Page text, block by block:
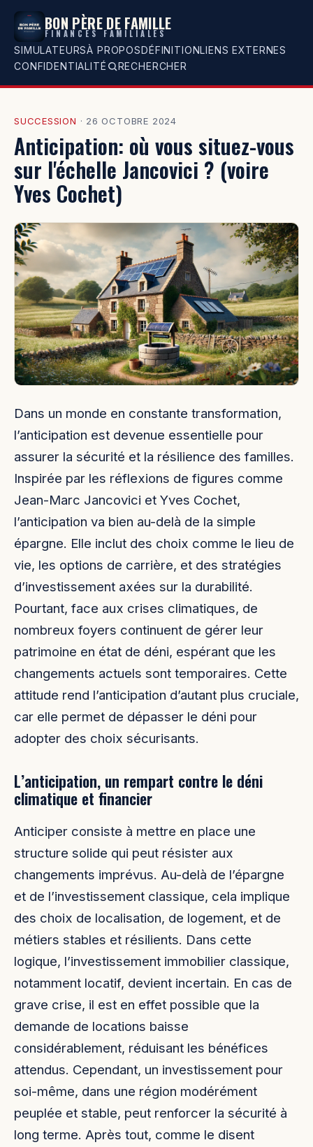
BON PÈRE DE FAMILLE
FINANCES FAMILIALES
SIMULATEURSÀ PROPOSDÉFINITIONLIENS EXTERNES
CONFIDENTIALITÉ
RECHERCHER
SUCCESSION · 26 OCTOBRE 2024
Anticipation: où vous situez-vous
sur l'échelle Jancovici ? (voire
Yves Cochet)
Dans un monde en constante transformation,
l’anticipation est devenue essentielle pour
assurer la sécurité et la résilience des familles.
Inspirée par les réflexions de figures comme
Jean-Marc Jancovici et Yves Cochet,
l’anticipation va bien au-delà de la simple
épargne. Elle inclut des choix comme le lieu de
vie, les options de carrière, et des stratégies
d’investissement axées sur la durabilité.
Pourtant, face aux crises climatiques, de
nombreux foyers continuent de gérer leur
patrimoine en état de déni, espérant que les
changements actuels sont temporaires. Cette
attitude rend l’anticipation d’autant plus cruciale,
car elle permet de dépasser le déni pour
adopter des choix sécurisants.
L’anticipation, un rempart contre le déni
climatique et financier
Anticiper consiste à mettre en place une
structure solide qui peut résister aux
changements imprévus. Au-delà de l’épargne
et de l’investissement classique, cela implique
des choix de localisation, de logement, et de
métiers stables et résilients. Dans cette
logique, l’investissement immobilier classique,
notamment locatif, devient incertain. En cas de
grave crise, il est en effet possible que la
demande de locations baisse
considérablement, réduisant les bénéfices
attendus. Cependant, un investissement pour
soi-même, dans une région modérément
peuplée et stable, peut renforcer la sécurité à
long terme. Après tout, comme le disent